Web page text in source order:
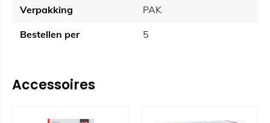
Verpakking PAK
Bestellen per 5
Accessoires